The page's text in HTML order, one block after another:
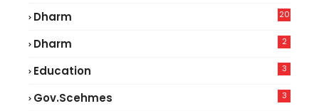
Dharm 20
Dharm 2
Education 3
Gov.scehmes 3